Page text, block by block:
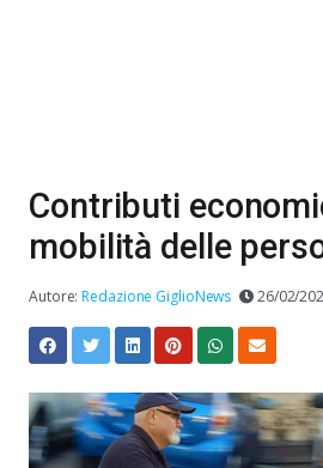
Contributi
mobilità delle
Autore:Redazione GiglioNews 26/02/